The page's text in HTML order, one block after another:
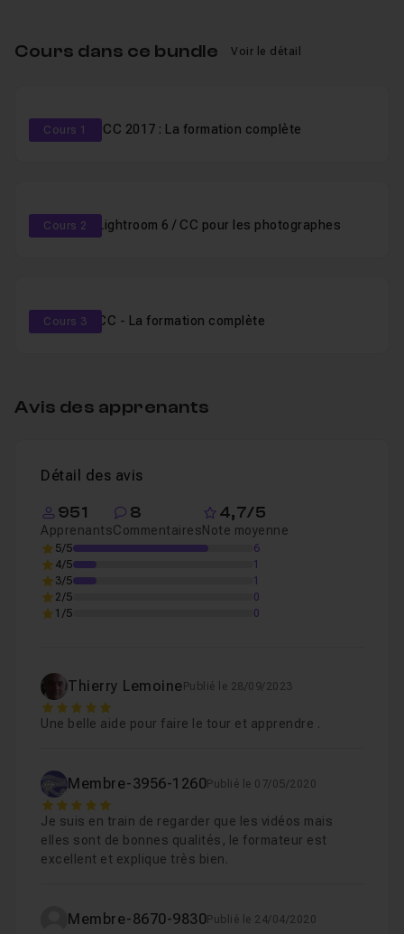
Cours dans ce bundle Voir le détail
Cours 1
Photoshop CC 2017 : La formation complète
Cours 2
Formation Lightroom 6 / CC pour les photographes
Cours 3
Lightroom CC - La formation complète
Chapitre 1 : Introduction 10m48
Leçon 1 Présentation de Photoshop et de son interface
Chapitre 2 : Maîtriser les calques
Chapitre 4 : Maîtriser les calques de réglages
Chapitre 6 : Maîtriser le texte
Chapitre 7 : Maîtriser le pinceau et les formes
Avis des apprenants
Détail des avis
951
Apprenants
8
Commentaires
4,7/5
Note moyenne
5/5
6
4/5
1
3/5
1
2/5
0
1/5
0
Thierry Lemoine Publié le 28/09/2023
5
Une belle aide pour faire le tour et apprendre .
Membre-3956-1260Publié le 07/05/2020
5
Je suis en train de regarder que les vidéos mais
elles sont de bonnes qualités, le formateur est
excellent et explique très bien.
Membre-8670-9830Publié le 24/04/2020